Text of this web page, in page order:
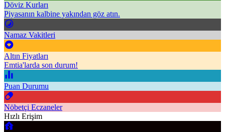
Döviz Kurları
Piyasanın kalbine yakından göz atın.
Namaz Vakitleri
Altın Fiyatları
Emtia'larda son durum!
Puan Durumu
Nöbetçi Eczaneler
Hızlı Erişim